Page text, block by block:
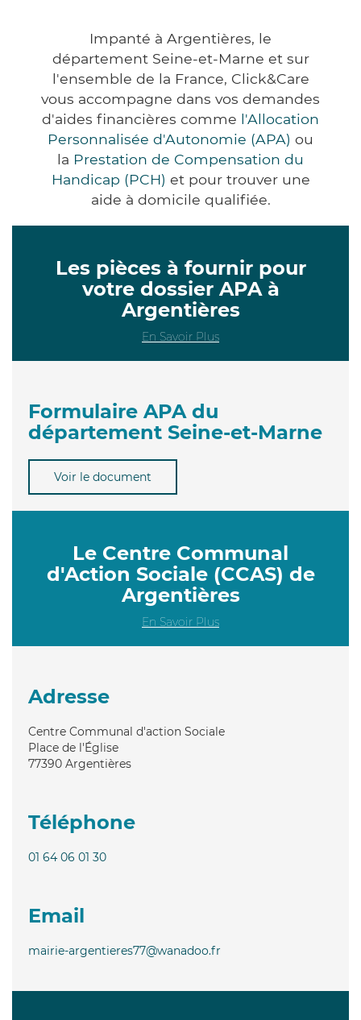
Impanté à Argentières, le
département Seine-et-Marne et sur
l'ensemble de la France, Click&Care
vous accompagne dans vos demandes
d'aides financières comme l'Allocation
Personnalisée d'Autonomie (APA) ou
la Prestation de Compensation du
Handicap (PCH) et pour trouver une
aide à domicile qualifiée.
Les pièces à fournir pour
votre dossier APA à
Argentières
En Savoir Plus
Formulaire APA du
département Seine-et-Marne
Voir le document
Le Centre Communal
d'Action Sociale (CCAS) de
Argentières
En Savoir Plus
Adresse
Centre Communal d'action Sociale
Place de l'Église
77390 Argentières
Téléphone
01 64 06 01 30
Email
mairie-argentieres77@wanadoo.fr